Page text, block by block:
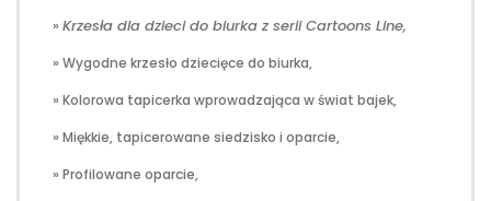
» Krzesła dla dzieci do biurka z serii Cartoons Line,
» Wygodne krzesło dziecięce do biurka,
» Kolorowa tapicerka wprowadzająca w świat bajek,
» Miękkie, tapicerowane siedzisko i oparcie,
» Profilowane oparcie,